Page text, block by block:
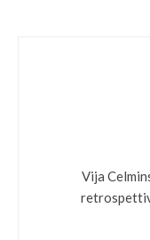
Vija